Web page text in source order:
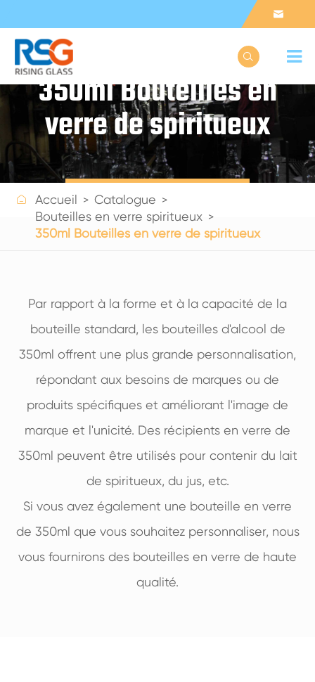


350ml Bouteilles en
verre de spiritueux
Get a Quote
 Accueil
Catalogue
Bouteilles en verre spiritueux
350ml Bouteilles en verre de spiritueux
Par rapport à la forme et à la capacité de la
bouteille standard, les bouteilles d'alcool de
350ml offrent une plus grande personnalisation,
répondant aux besoins de marques ou de
produits spécifiques et améliorant l'image de
marque et l'unicité. Des récipients en verre de
350ml peuvent être utilisés pour contenir du lait
de spiritueux, du jus, etc.
Si vous avez également une bouteille en verre
de 350ml que vous souhaitez personnaliser, nous
vous fournirons des bouteilles en verre de haute
qualité.